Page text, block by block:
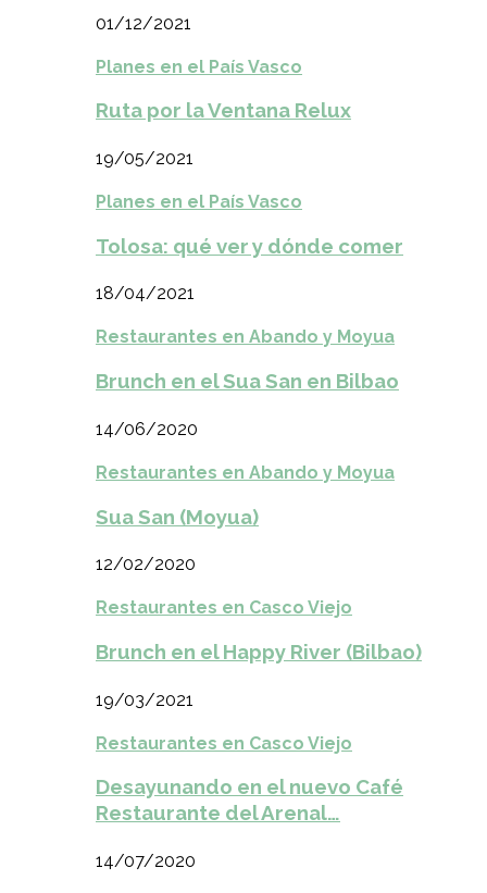
01/12/2021
Planes en el País Vasco
Ruta por la Ventana Relux
19/05/2021
Planes en el País Vasco
Tolosa: qué ver y dónde comer
18/04/2021
Restaurantes en Abando y Moyua
Brunch en el Sua San en Bilbao
14/06/2020
Restaurantes en Abando y Moyua
Sua San (Moyua)
12/02/2020
Restaurantes en Casco Viejo
Brunch en el Happy River (Bilbao)
19/03/2021
Restaurantes en Casco Viejo
Desayunando en el nuevo Café
Restaurante del Arenal…
14/07/2020